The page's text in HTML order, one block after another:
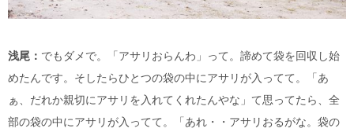
浅尾： でもダメで。「アサリおらんわ」って。諦めて袋を回収し始
めたんです。そしたらひとつの袋の中にアサリが入ってて。「あ
ぁ、だれか親切にアサリを入れてくれたんやな」て思ってたら、全
部の袋の中にアサリが入ってて。「あれ・・アサリおるがな。袋の